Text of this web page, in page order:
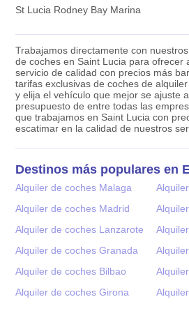
St Lucia Rodney Bay Marina
Trabajamos directamente con
de coches en Saint Lucia para ofrecer
servicio de calidad con precios más
tarifas exclusivas de coches de
y elija el vehículo que mejor se ajuste
presupuesto de entre todas las
que trabajamos en Saint Lucia con
escatimar en la calidad de nuestros
Destinos más populares en
Alquiler de coches Malaga
Alquiler de coches Madrid
Alquiler de coches Lanzarote
Alquiler de coches Granada
Alquiler de coches Bilbao
Alquiler de coches Girona